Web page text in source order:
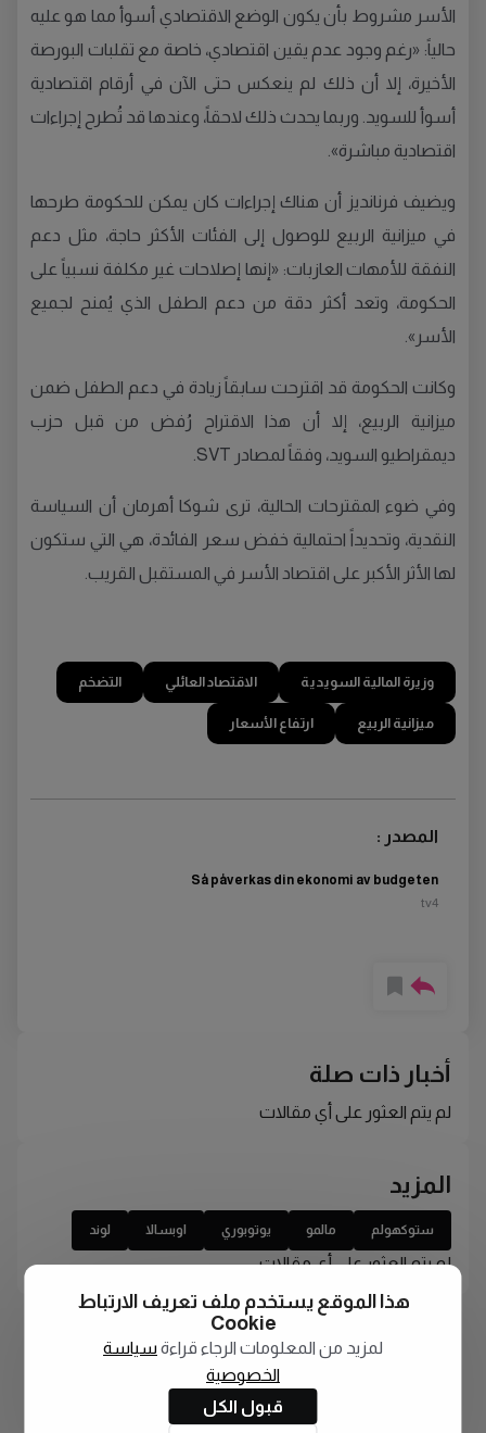
الأسر مشروط بأن يكون الوضع الاقتصادي أسوأ مما هو عليه
حالياً: «رغم وجود عدم يقين اقتصادي، خاصة مع تقلبات البورصة
الأخيرة، إلا أن ذلك لم ينعكس حتى الآن في أرقام اقتصادية
أسوأ للسويد. وربما يحدث ذلك لاحقاً، وعندها قد تُطرح إجراءات
اقتصادية مباشرة».
ويضيف فرنانديز أن هناك إجراءات كان يمكن للحكومة طرحها
في ميزانية الربيع للوصول إلى الفئات الأكثر حاجة، مثل دعم
النفقة للأمهات العازبات: «إنها إصلاحات غير مكلفة نسبياً على
الحكومة، وتعد أكثر دقة من دعم الطفل الذي يُمنح لجميع
الأسر».
وكانت الحكومة قد اقترحت سابقاً زيادة في دعم الطفل ضمن
ميزانية الربيع، إلا أن هذا الاقتراح رُفض من قبل حزب
ديمقراطيو السويد، وفقاً لمصادر SVT.
وفي ضوء المقترحات الحالية، ترى شوكا أهرمان أن السياسة
النقدية، وتحديداً احتمالية خفض سعر الفائدة، هي التي ستكون
لها الأثر الأكبر على اقتصاد الأسر في المستقبل القريب.
وزيرة المالية السويدية الاقتصاد العائلي التضخم
ميزانية الربيع ارتفاع الأسعار
المصدر :
Så påverkas din ekonomi av budgeten
tv4
أخبار ذات صلة
لم يتم العثور على أي مقالات
المزيد
ستوكهولم مالمو يوتوبوري اوبسالا لوند
لم يتم العثور على أي مقالات
هذا الموقع يستخدم ملف تعريف الارتباط
Cookie
لمزيد من المعلومات الرجاء قراءة سياسة
الخصوصية
قبول الكل